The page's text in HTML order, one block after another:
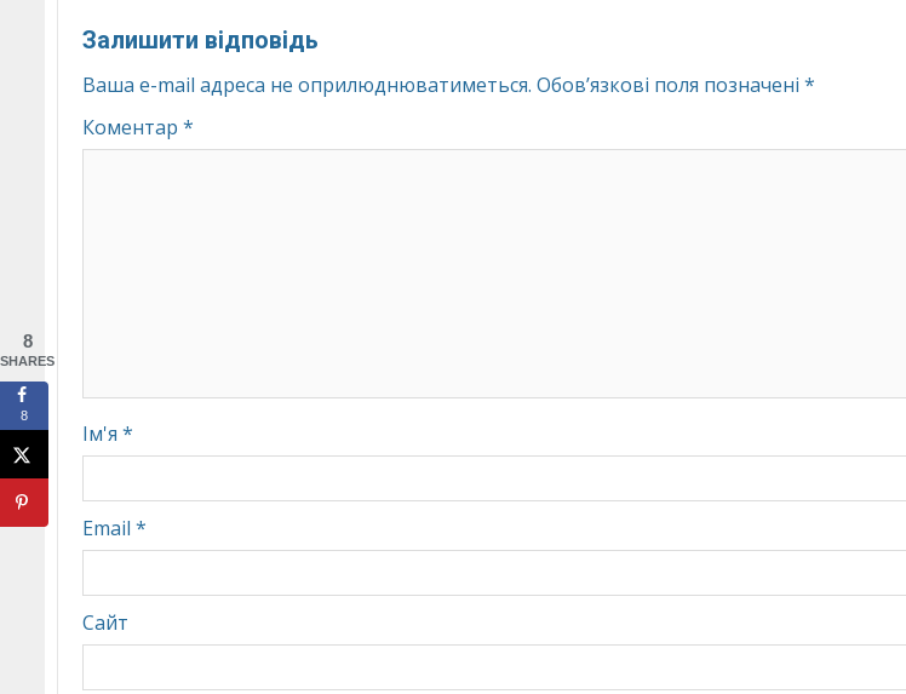
Залишити відповідь
Ваша e-mail адреса не оприлюднюватиметься. Обов’язкові поля позначені *
Коментар *
Ім'я *
Email *
Сайт
8
SHARES
8